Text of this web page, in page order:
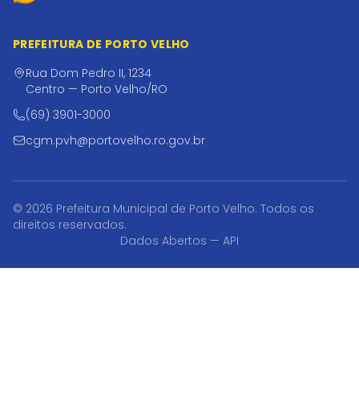
PREFEITURA DE PORTO VELHO
Rua Dom Pedro II, 1234
Centro — Porto Velho/RO
(69) 3901-3000
cgm.pvh@portovelho.ro.gov.br
© 2026 Prefeitura Municipal de Porto Velho. Todos os
direitos reservados.
Dados Abertos — API